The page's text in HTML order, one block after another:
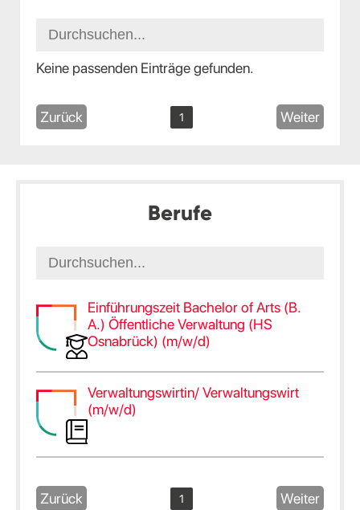
Keine passenden Einträge gefunden.
Zurück 1 Weiter
Berufe
Einführungszeit Bachelor of Arts (B.
A.) Öffentliche Verwaltung (HS
Osnabrück) (m/w/d)
Verwaltungswirtin/ Verwaltungswirt
(m/w/d)
Zurück 1 Weiter